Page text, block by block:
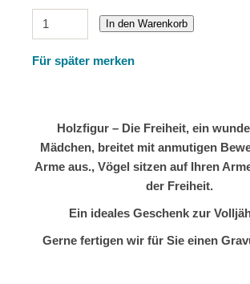
In den Warenkorb
Für später merken
Holzfigur – Die Freiheit, ein
Mädchen, breitet mit anmutigen
Arme aus., Vögel sitzen auf Ihren
der Freiheit.
Ein ideales Geschenk zur
Gerne fertigen wir für Sie einen